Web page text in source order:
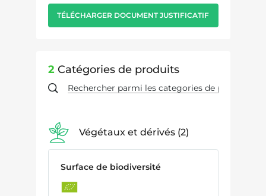
TÉLÉCHARGER DOCUMENT JUSTIFICATIF
2 Catégories de produits
Végétaux et dérivés 2
Surface de biodiversité